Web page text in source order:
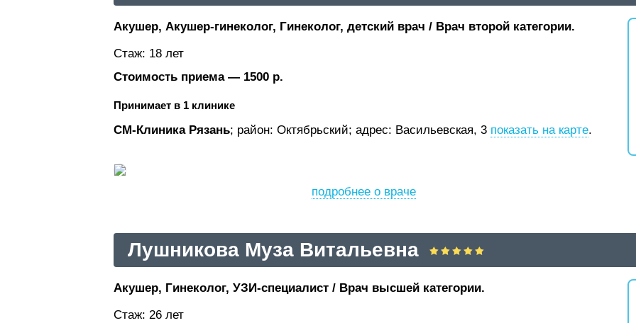
Акушер, Акушер-гинеколог, Гинеколог, детский врач / Врач второй категории.
Стаж: 18 лет
Стоимость приема — 1500 р.
Принимает в 1 клинике
СМ-Клиника Рязань; район: Октябрьский; адрес: Васильевская, 3 показать на карте.
подробнее о враче
Лушникова Муза Витальевна
Акушер, Гинеколог, УЗИ-специалист / Врач высшей категории.
Стаж: 26 лет